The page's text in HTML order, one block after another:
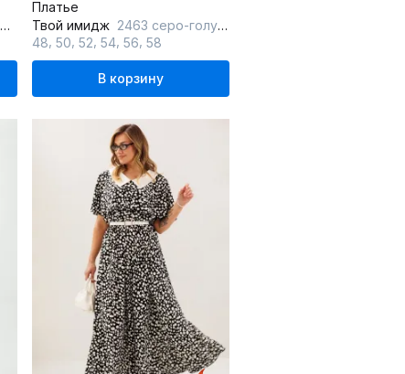
Платье
Твой имидж 2463 серо-голубой_с_принтом
48 50 52 54 56 58
В корзину